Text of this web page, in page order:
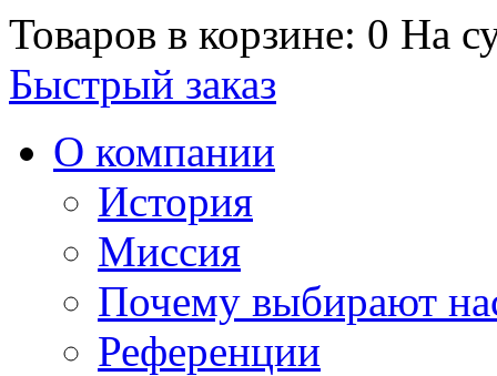
Товаров в корзине: 0 На
Быстрый заказ
О компании
История
Миссия
Почему выбирают
Референции